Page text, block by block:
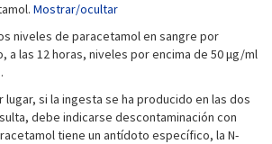
Mostrar/ocultar
niveles de paracetamol en sangre por
a las 12 horas, niveles por encima de 50 μg/ml
lugar, si la ingesta se ha producido en las dos
debe indicarse descontaminación con
tiene un antídoto específico, la N-